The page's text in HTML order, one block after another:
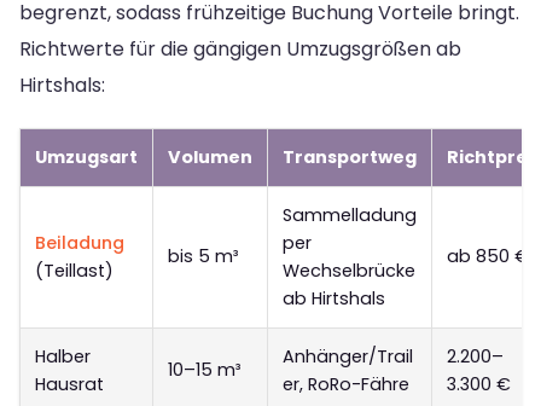
begrenzt, sodass frühzeitige Buchung Vorteile bringt.
Richtwerte für die gängigen Umzugsgrößen ab
Hirtshals:
Umzugsart Volumen Transportweg Richtpreis
Beiladung
(Teillast)
bis 5 m³
Sammelladung
per
Wechselbrücke
ab Hirtshals
ab 850 €
Halber
Hausrat
10–15 m³
Anhänger/Trail
er, RoRo-Fähre
2.200–
3.300 €